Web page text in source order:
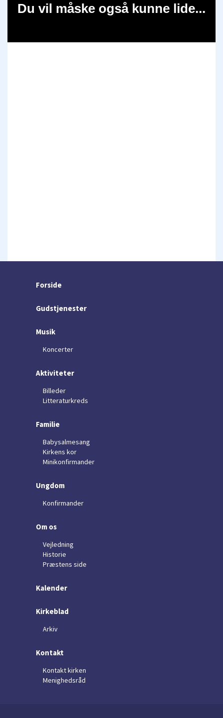
Du vil måske også kunne lide...
Forside
Gudstjenester
Musik
Koncerter
Aktiviteter
Billeder
Litteraturkreds
Familie
Babysalmesang
Kirkens kor
Minikonfirmander
Ungdom
Konfirmander
Om os
Vejledning
Historie
Præstens side
Kalender
Kirkeblad
Arkiv
Kontakt
Kontakt kirken
Menighedsråd